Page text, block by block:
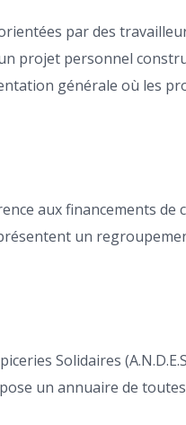
par des
projet personnel
générale où les
aux financements
un
Solidaires
un annuaire de